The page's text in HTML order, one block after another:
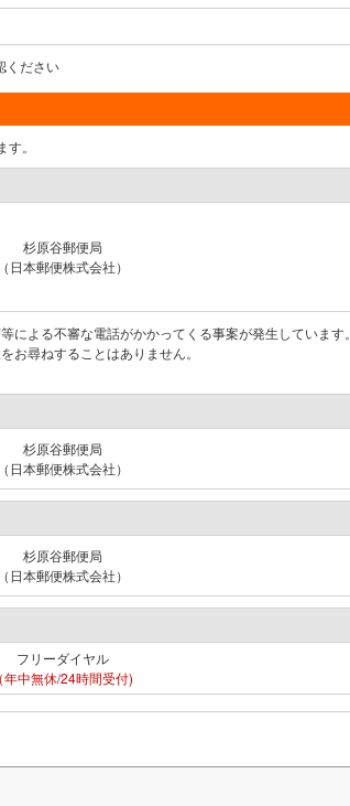
ください
。
杉原谷郵便局
（日本郵便株式会社）
による不審な電話がかかってくる事案が発生しています。
お尋ねすることはありません。
杉原谷郵便局
（日本郵便株式会社）
杉原谷郵便局
（日本郵便株式会社）
フリーダイヤル
（年中無休/24時間受付)